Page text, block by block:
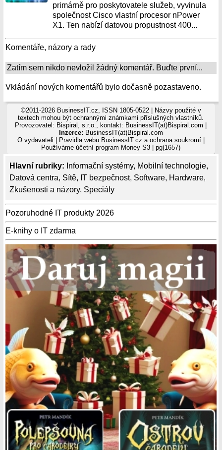
Hlavní rubriky: Informační systémy, Mobilní technologie,
Datová centra, Sítě, IT bezpečnost, Software, Hardware,
Zkušenosti a názory, Speciály
Pozoruhodné IT produkty 2026
E-knihy o IT zdarma
primárně pro poskytovatele služeb, vyvinula
společnost Cisco vlastní procesor nPower
X1. Ten nabízí datovou propustnost 400...
Komentáře, názory a rady
Zatím sem nikdo nevložil žádný komentář. Buďte první...
Vkládání nových komentářů bylo dočasně pozastaveno.
©2011-2026 BusinessIT.cz, ISSN 1805-0522 | Názvy použité v
textech mohou být ochrannými známkami příslušných vlastníků.
Provozovatel: Bispiral, s.r.o., kontakt: BusinessIT(at)Bispiral.com |
Inzerce: BusinessIT(at)Bispiral.com
O vydavateli
Pravidla webu BusinessIT.cz a ochrana soukromí|
Používámeúčetní program Money S3 | pg(1657)